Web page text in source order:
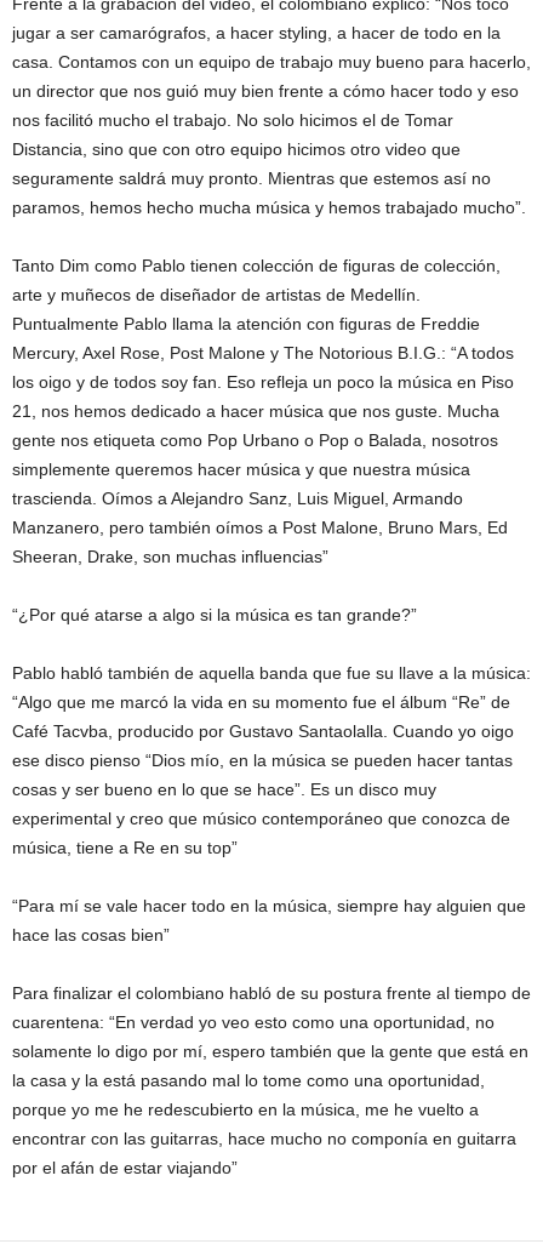
jugar a ser camarógrafos, a hacer styling, a hacer de todo en la
casa. Contamos con un equipo de trabajo muy bueno para hacerlo,
un director que nos guió muy bien frente a cómo hacer todo y eso
nos facilitó mucho el trabajo. No solo hicimos el de Tomar
Distancia, sino que con otro equipo hicimos otro video que
seguramente saldrá muy pronto. Mientras que estemos así no
paramos, hemos hecho mucha música y hemos trabajado mucho”.
Tanto Dim como Pablo tienen colección de figuras de colección,
arte y muñecos de diseñador de artistas de Medellín.
Puntualmente Pablo llama la atención con figuras de Freddie
Mercury, Axel Rose, Post Malone y The Notorious B.I.G.: “A todos
los oigo y de todos soy fan. Eso refleja un poco la música en Piso
21, nos hemos dedicado a hacer música que nos guste. Mucha
gente nos etiqueta como Pop Urbano o Pop o Balada, nosotros
simplemente queremos hacer música y que nuestra música
trascienda. Oímos a Alejandro Sanz, Luis Miguel, Armando
Manzanero, pero también oímos a Post Malone, Bruno Mars, Ed
Sheeran, Drake, son muchas influencias”
“¿Por qué atarse a algo si la música es tan grande?”
Pablo habló también de aquella banda que fue su llave a la música:
“Algo que me marcó la vida en su momento fue el álbum “Re” de
Café Tacvba, producido por Gustavo Santaolalla. Cuando yo oigo
ese disco pienso “Dios mío, en la música se pueden hacer tantas
cosas y ser bueno en lo que se hace”. Es un disco muy
experimental y creo que músico contemporáneo que conozca de
música, tiene a Re en su top”
“Para mí se vale hacer todo en la música, siempre hay alguien que
hace las cosas bien”
Para finalizar el colombiano habló de su postura frente al tiempo de
cuarentena: “En verdad yo veo esto como una oportunidad, no
solamente lo digo por mí, espero también que la gente que está en
la casa y la está pasando mal lo tome como una oportunidad,
porque yo me he redescubierto en la música, me he vuelto a
encontrar con las guitarras, hace mucho no componía en guitarra
por el afán de estar viajando”